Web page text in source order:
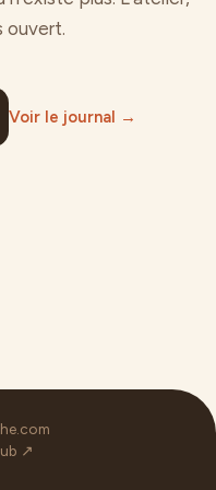
ouvert.
Voir le journal →
↗